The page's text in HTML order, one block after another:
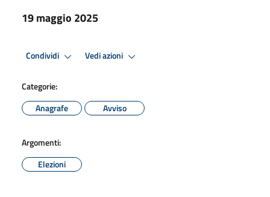
19 maggio 2025
Condividi Vedi azioni
Categorie:
Anagrafe
Avviso
Argomenti:
Elezioni